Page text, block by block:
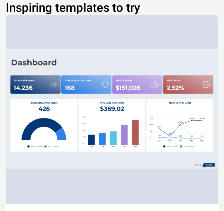
Inspiring templates to try